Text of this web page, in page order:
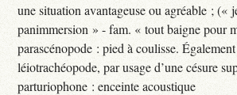
une situation avantageuse ou agréable ; («
panimmersion » - fam. « tout baigne pour
parascénopode : pied à coulisse.
léiotrachéopode, par usage d’une césure
parturiophone : enceinte acoustique